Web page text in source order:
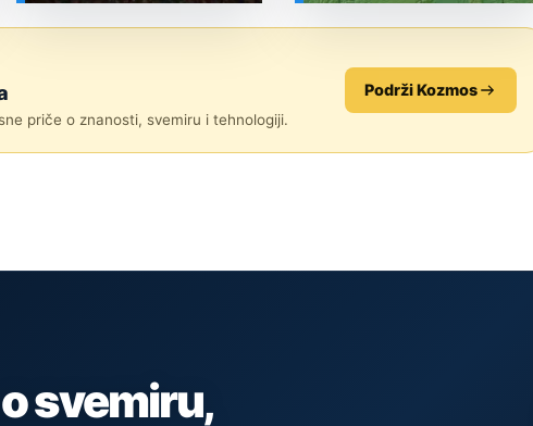
priče o znanosti, svemiru i tehnologiji.
Podrži Kozmos
svemiru,